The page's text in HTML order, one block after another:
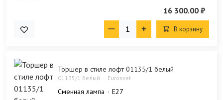
16 300.00 ₽
В корзину
Торшер в стиле лофт 01135/1 белый
01135/1 белый Eurosvet
Сменная лампа E27